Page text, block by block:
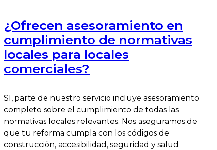
¿Ofrecen asesoramiento en
cumplimiento de normativas
locales para locales
comerciales?
Sí, parte de nuestro servicio incluye asesoramiento
completo sobre el cumplimiento de todas las
normativas locales relevantes. Nos aseguramos de
que tu reforma cumpla con los códigos de
construcción, accesibilidad, seguridad y salud